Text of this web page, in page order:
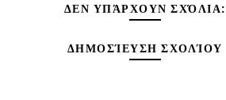
ΔΕΝ ΥΠΆΡΧΟΥΝ ΣΧΌΛΙΑ:
ΔΗΜΟΣΊΕΥΣΗ ΣΧΟΛΊΟΥ